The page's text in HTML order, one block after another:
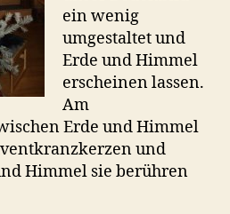
ein wenig
umgestaltet und
Erde und Himmel
erscheinen lassen.
Am
Erde und Himmel
und
Himmel sie berühren